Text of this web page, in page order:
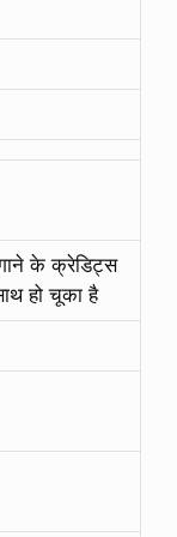
गाने के क्रेडिट्स
हो चूका है